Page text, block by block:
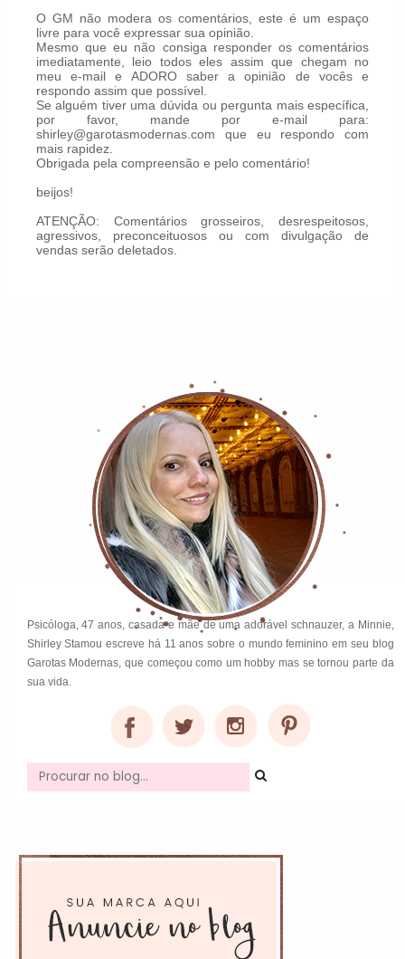
O GM não modera os comentários, este é um espaço
livre para você expressar sua opinião.
Mesmo que eu não consiga responder os comentários
imediatamente, leio todos eles assim que chegam no
meu e-mail e ADORO saber a opinião de vocês e
respondo assim que possível.
Se alguém tiver uma dúvida ou pergunta mais específica,
por favor, mande por e-mail para:
shirley@garotasmodernas.com que eu respondo com
mais rapidez.
Obrigada pela compreensão e pelo comentário!
beijos!
ATENÇÃO: Comentários grosseiros, desrespeitosos,
agressivos, preconceituosos ou com divulgação de
vendas serão deletados.
Psicóloga, 47 anos, casada e mãe de uma adorável schnauzer, a Minnie,
Shirley Stamou escreve há 11 anos sobre o mundo feminino em seu blog
Garotas Modernas, que começou como um hobby mas se tornou parte da
sua vida.